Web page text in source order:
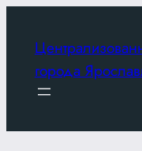
содержимому
города